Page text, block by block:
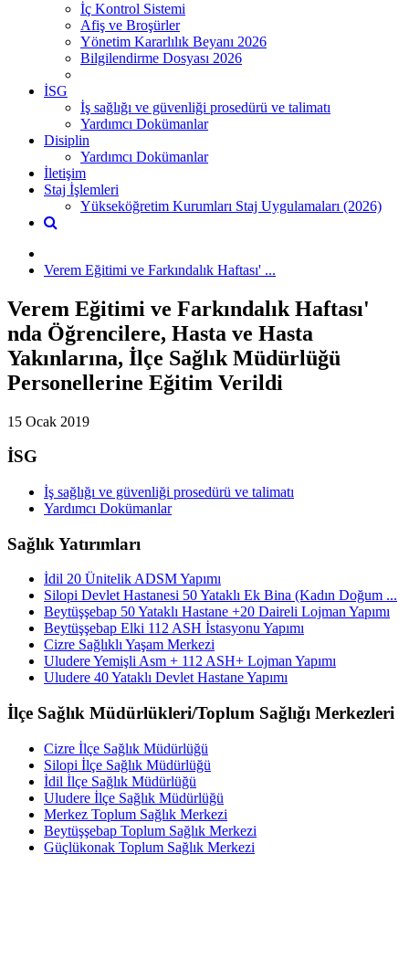
İç Kontrol Sistemi
Afiş ve Broşürler
Yönetim Kararlılık Beyanı 2026
Bilgilendirme Dosyası 2026
İSG
İş sağlığı ve güvenliği prosedürü ve talimatı
Yardımcı Dokümanlar
Disiplin
Yardımcı Dokümanlar
İletişim
Staj İşlemleri
Yükseköğretim Kurumları Staj Uygulamaları (2026)
Verem Eğitimi ve Farkındalık Haftası' ...
Verem Eğitimi ve Farkındalık Haftası'
nda Öğrencilere, Hasta ve Hasta
Yakınlarına, İlçe Sağlık Müdürlüğü
Personellerine Eğitim Verildi
15 Ocak 2019
İSG
İş sağlığı ve güvenliği prosedürü ve talimatı
Yardımcı Dokümanlar
Sağlık Yatırımları
İdil 20 Ünitelik ADSM Yapımı
Silopi Devlet Hastanesi 50 Yataklı Ek Bina (Kadın Doğum ...
Beytüşşebap 50 Yataklı Hastane +20 Daireli Lojman Yapımı
Beytüşşebap Elki 112 ASH İstasyonu Yapımı
Cizre Sağlıklı Yaşam Merkezi
Uludere Yemişli Asm + 112 ASH+ Lojman Yapımı
Uludere 40 Yataklı Devlet Hastane Yapımı
İlçe Sağlık Müdürlükleri/Toplum Sağlığı Merkezleri
Cizre İlçe Sağlık Müdürlüğü
Silopi İlçe Sağlık Müdürlüğü
İdil İlçe Sağlık Müdürlüğü
Uludere İlçe Sağlık Müdürlüğü
Merkez Toplum Sağlık Merkezi
Beytüşşebap Toplum Sağlık Merkezi
Güçlükonak Toplum Sağlık Merkezi